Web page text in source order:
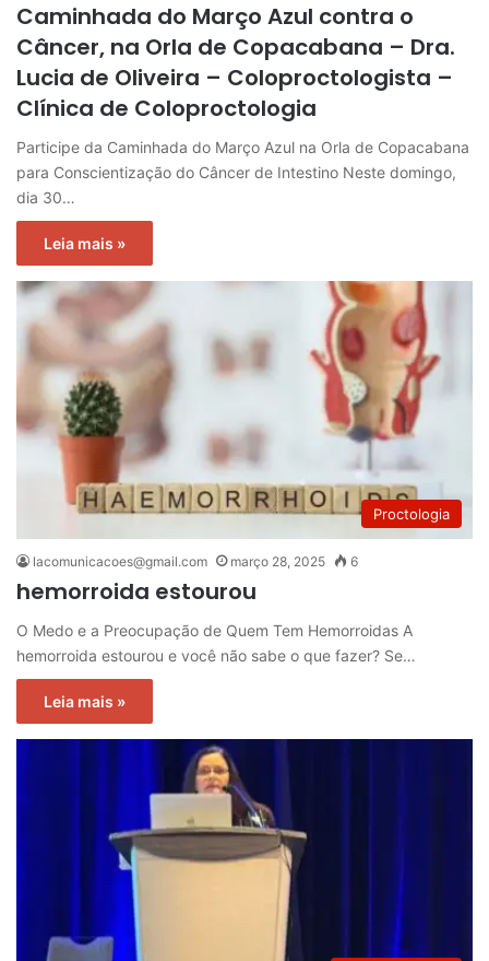
Caminhada do Março Azul contra o
Câncer, na Orla de Copacabana – Dra.
Lucia de Oliveira – Coloproctologista –
Clínica de Coloproctologia
Participe da Caminhada do Março Azul na Orla de Copacabana
para Conscientização do Câncer de Intestino Neste domingo,
dia 30…
Leia mais »
Proctologia
lacomunicacoes@gmail.com março 28, 2025 6
hemorroida estourou
O Medo e a Preocupação de Quem Tem Hemorroidas A
hemorroida estourou e você não sabe o que fazer? Se…
Leia mais »